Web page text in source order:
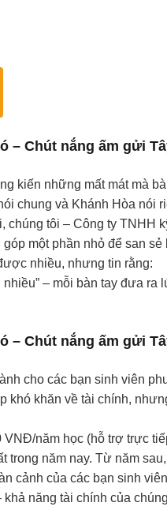
– Chút nắng ấm gửi
kiến những mất mát mà
chung và Khánh Hòa nói
chúng tôi – Công ty TNHH
một phần nhỏ để san
nhiều, nhưng tin rằng:
nhiều” – mỗi bàn tay đưa ra
– Chút nắng ấm gửi
cho các bạn sinh viên
khó khăn về tài chính,
VNĐ/năm học (hỗ trợ trực
trong năm nay. Từ năm
cảnh của các bạn sinh
khả năng tài chính của